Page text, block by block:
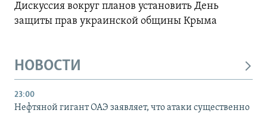
Дискуссия вокруг планов установить День
защиты прав украинской общины Крыма
НОВОСТИ
23:00
Нефтяной гигант ОАЭ заявляет, что атаки существенно